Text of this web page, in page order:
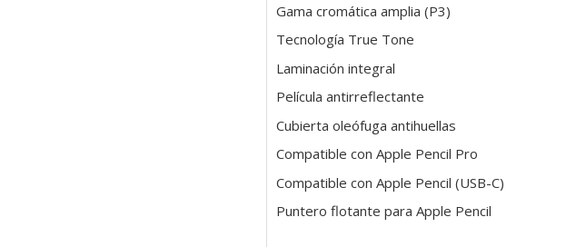
Gama cromática amplia (P3)
Tecnología True Tone
Laminación integral
Película antirreflectante
Cubierta oleófuga antihuellas
Compatible con Apple Pencil Pro
Compatible con Apple Pencil (USB-C)
Puntero flotante para Apple Pencil